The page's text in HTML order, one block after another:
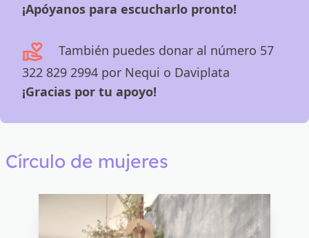
¡Apóyanos para escucharlo pronto!
También puedes donar al número 57
322 829 2994 por Nequi o Daviplata
¡Gracias por tu apoyo!
Círculo de mujeres